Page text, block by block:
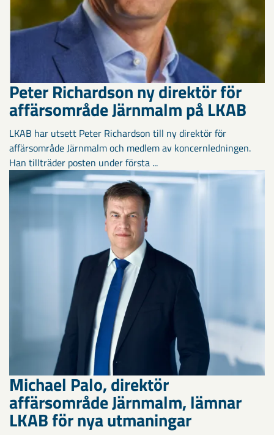
Peter Richardson ny direktör för
affärsområde Järnmalm på LKAB
LKAB har utsett Peter Richardson till ny direktör för
affärsområde Järnmalm och medlem av koncernledningen.
Han tillträder posten under första ...
Michael Palo, direktör
affärsområde Järnmalm, lämnar
LKAB för nya utmaningar